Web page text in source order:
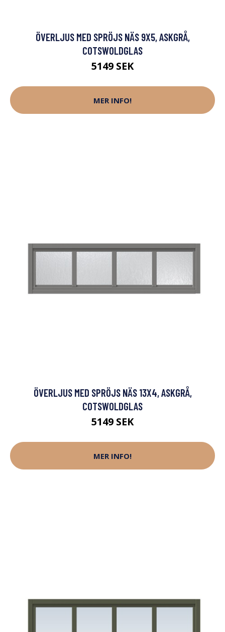
ÖVERLJUS MED SPRÖJS NÄS 9X5, ASKGRÅ,
COTSWOLDGLAS
5149 SEK
MER INFO!
ÖVERLJUS MED SPRÖJS NÄS 13X4, ASKGRÅ,
COTSWOLDGLAS
5149 SEK
MER INFO!